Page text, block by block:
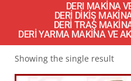
DERI MAKİNA
DERİ DİKİŞ
DERİ TRAŞ
DERİ YARMA MAKİNA VE
Showing the single result